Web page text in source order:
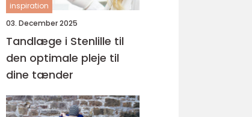
inspiration
03. December 2025
Tandlæge i Stenlille til
den optimale pleje til
dine tænder